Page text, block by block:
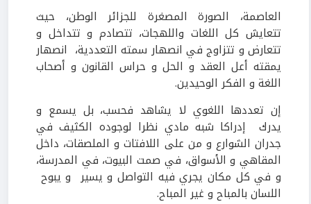
العاصمة، الصورة المصغرة للجزائر الوطن، حيث
تتعايش كل اللغات واللهجات، تتصادم و تتداخل و
تتعارض و تتزاوج في انصهار سمته التعددية، انصهار
يمقته أعل العقد و الحل و حراس القانون و أصحاب
اللغة و الفكر الوحيدين.
إن تعددها اللغوي لا يشاهد فحسب، بل يسمع و
يدرك إدراكا شبه مادي نظرا لوجوده الكثيف في
جدران الشوارع و من على اللافتات و الملصقات، داخل
المقاهي و الأسواق، في صمت البيوت، في المدرسة،
و في كل مكان يجري فيه التواصل و يسير و يبوح
اللسان بالمباح و غير المباح.